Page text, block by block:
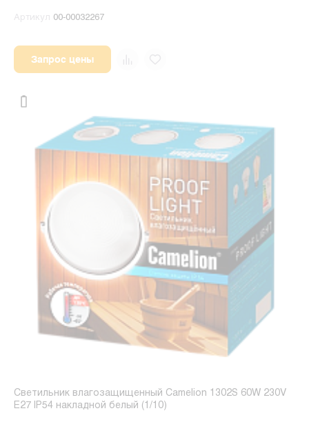
Артикул 00-00032267
Запрос цены
Светильник влагозащищенный Camelion 1302S 60W 230V
E27 IP54 накладной белый (1/10)